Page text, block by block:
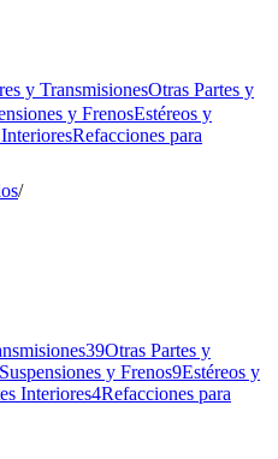
y TransmisionesOtras Partes y
y FrenosEstéreos y
Refacciones para
/
39Otras Partes y
Suspensiones y Frenos9Estéreos y
Interiores4Refacciones para